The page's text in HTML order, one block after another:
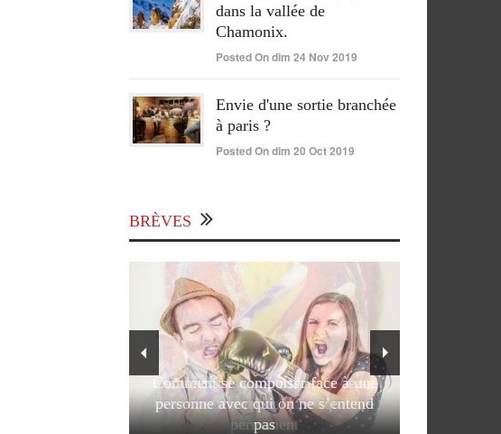
dans la vallée de
Chamonix.
Posted On dim 24 Nov 2019
Envie d'une sortie branchée
à paris ?
Posted On dim 20 Oct 2019
BRÈVES
Comment se comporter face à une
personne avec qui on ne s’entend
pas